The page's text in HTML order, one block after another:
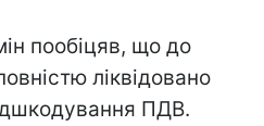
пообіцяв, що до
ліквідовано
ПДВ.